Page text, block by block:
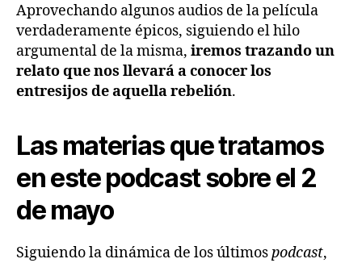
Aprovechando algunos audios de la película
verdaderamente épicos, siguiendo el hilo
argumental de la misma, iremos trazando un
relato que nos llevará a conocer los
entresijos de aquella rebelión.
Las materias que tratamos
en este podcast sobre el 2
de mayo
Siguiendo la dinámica de los últimospodcast,